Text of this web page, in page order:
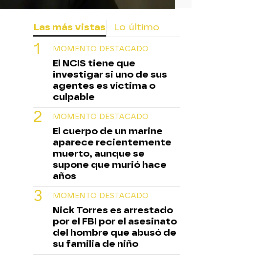
Las más vistas Lo último
MOMENTO DESTACADO
El NCIS tiene que
investigar si uno de sus
agentes es víctima o
culpable
MOMENTO DESTACADO
El cuerpo de un marine
aparece recientemente
muerto, aunque se
supone que murió hace
años
MOMENTO DESTACADO
Nick Torres es arrestado
por el FBI por el asesinato
del hombre que abusó de
su familia de niño